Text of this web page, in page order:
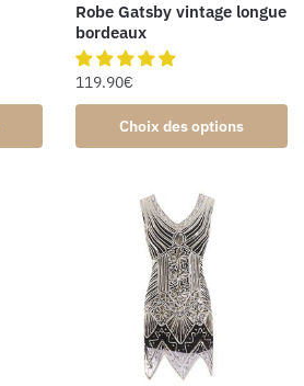
Robe Gatsby vintage longue
bordeaux
119.90€
Choix des options